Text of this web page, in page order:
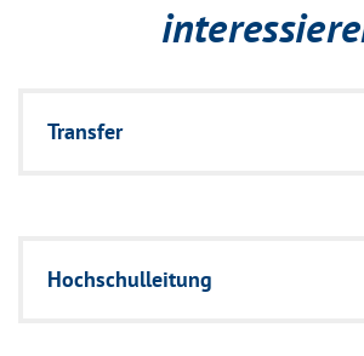
Transfer
Hochschulleitung